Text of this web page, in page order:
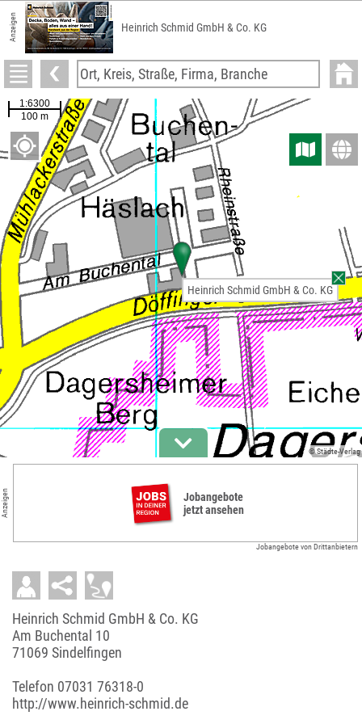
Anzeigen Heinrich Schmid GmbH & Co. KG
© Städte-Verlag
Heinrich Schmid GmbH & Co. KG
Anzeigen
Jobangebote
jetzt ansehen
Jobangebote von Drittanbietern
Heinrich Schmid GmbH & Co. KG
Am Buchental 10
71069 Sindelfingen
Telefon 07031 76318-0
http://www.heinrich-schmid.de